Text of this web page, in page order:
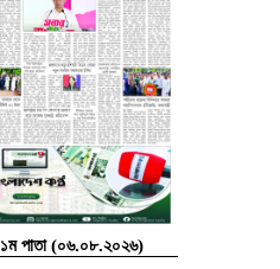
১ম পাতা (০৬.০৮.২০২৬)